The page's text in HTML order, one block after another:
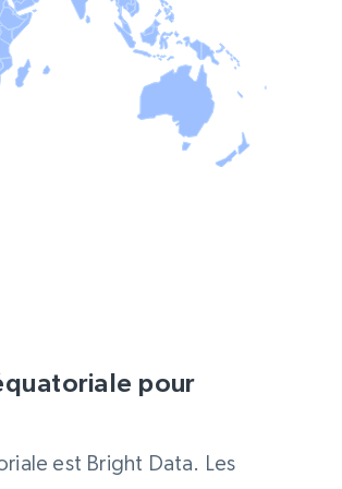
pour
est Bright Data. Les